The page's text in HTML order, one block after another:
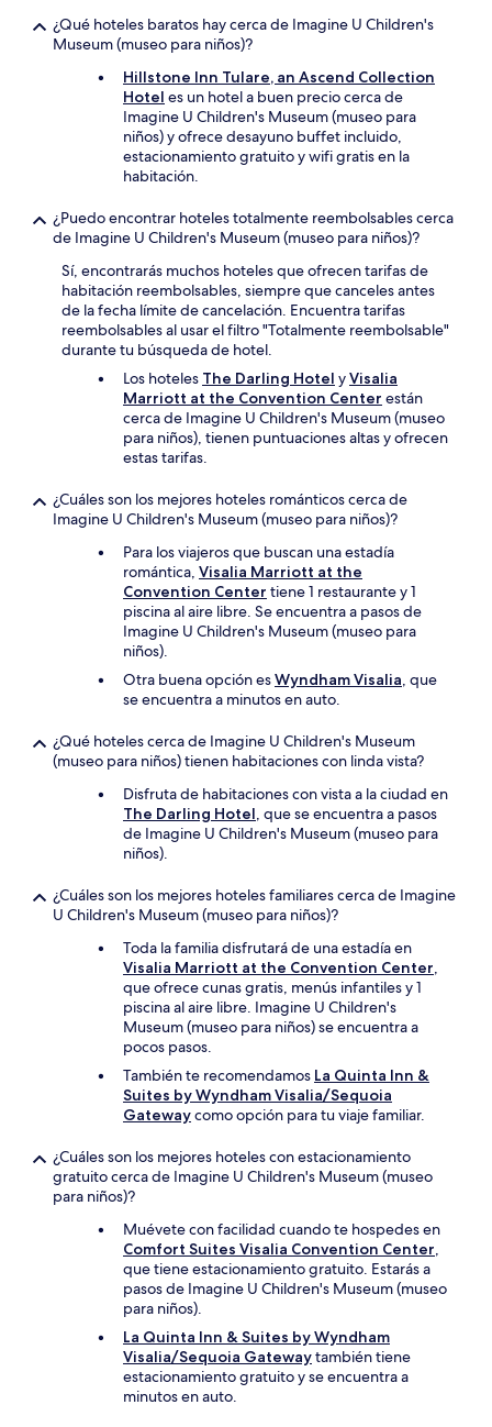
¿Qué hoteles baratos hay cerca de Imagine U Children's
Museum (museo para niños)?
Hillstone Inn Tulare, an Ascend Collection
Hotel es un hotel a buen precio cerca de
Imagine U Children's Museum (museo para
niños) y ofrece desayuno buffet incluido,
estacionamiento gratuito y wifi gratis en la
habitación.
¿Puedo encontrar hoteles totalmente reembolsables cerca
de Imagine U Children's Museum (museo para niños)?
Sí, encontrarás muchos hoteles que ofrecen tarifas de
habitación reembolsables, siempre que canceles antes
de la fecha límite de cancelación. Encuentra tarifas
reembolsables al usar el filtro "Totalmente reembolsable"
durante tu búsqueda de hotel.
Los hoteles The Darling Hotel yVisalia
Marriott at the Convention Center están
cerca de Imagine U Children's Museum (museo
para niños), tienen puntuaciones altas y ofrecen
estas tarifas.
¿Cuáles son los mejores hoteles románticos cerca de
Imagine U Children's Museum (museo para niños)?
Para los viajeros que buscan una estadía
romántica, Visalia Marriott at the
Convention Center tiene 1 restaurante y 1
piscina al aire libre. Se encuentra a pasos de
Imagine U Children's Museum (museo para
niños).
Otra buena opción esWyndham Visalia, que
se encuentra a minutos en auto.
¿Qué hoteles cerca de Imagine U Children's Museum
(museo para niños) tienen habitaciones con linda vista?
Disfruta de habitaciones con vista a la ciudad en
The Darling Hotel, que se encuentra a pasos
de Imagine U Children's Museum (museo para
niños).
¿Cuáles son los mejores hoteles familiares cerca de Imagine
U Children's Museum (museo para niños)?
Toda la familia disfrutará de una estadía en
Visalia Marriott at the Convention Center,
que ofrece cunas gratis, menús infantiles y 1
piscina al aire libre. Imagine U Children's
Museum (museo para niños) se encuentra a
pocos pasos.
También te recomendamos La Quinta Inn &
Suites by Wyndham Visalia/Sequoia
Gatewaycomo opción para tu viaje familiar.
¿Cuáles son los mejores hoteles con estacionamiento
gratuito cerca de Imagine U Children's Museum (museo
para niños)?
Muévete con facilidad cuando te hospedes en
Comfort Suites Visalia Convention Center,
que tiene estacionamiento gratuito. Estarás a
pasos de Imagine U Children's Museum (museo
para niños).
La Quinta Inn & Suites by Wyndham
Visalia/Sequoia Gatewaytambién tiene
estacionamiento gratuito y se encuentra a
minutos en auto.